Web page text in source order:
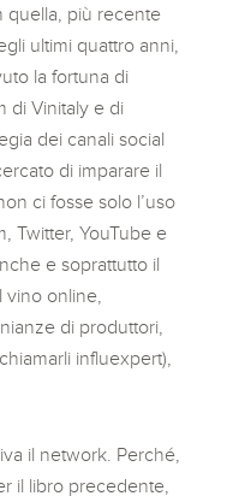
quella, più recente
ultimi quattro anni,
la fortuna di
di Vinitaly e di
dei canali social
di imparare il
ci fosse solo l’uso
Twitter, YouTube e
e soprattutto il
online,
di produttori,
influexpert),
il network. Perché,
il libro precedente,